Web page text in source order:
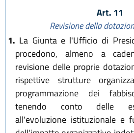
Art. 11
Revisione della
1. La Giunta e l'Ufficio di
procedono, almeno a
revisione delle proprie
rispettive strutture
programmazione dei
tenendo conto delle
all'evoluzione istituzionale e